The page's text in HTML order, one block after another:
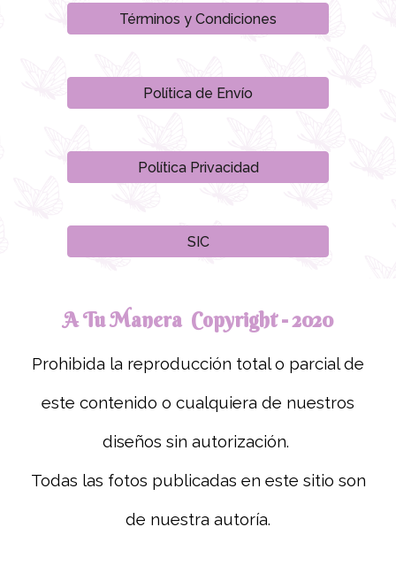
Términos y Condiciones
Política de Envío
Política Privacidad
SIC
A Tu Manera Copyright - 2020
Prohibida la reproducción total o parcial de
este contenido o cualquiera de nuestros
diseños sin autorización.
Todas las fotos publicadas en este sitio son
de nuestra autoría.